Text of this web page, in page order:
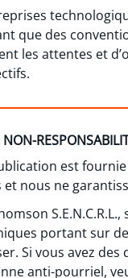
que des
les attentes et
est
et nous ne
portant sur
Si vous avez
anti-pourriel,